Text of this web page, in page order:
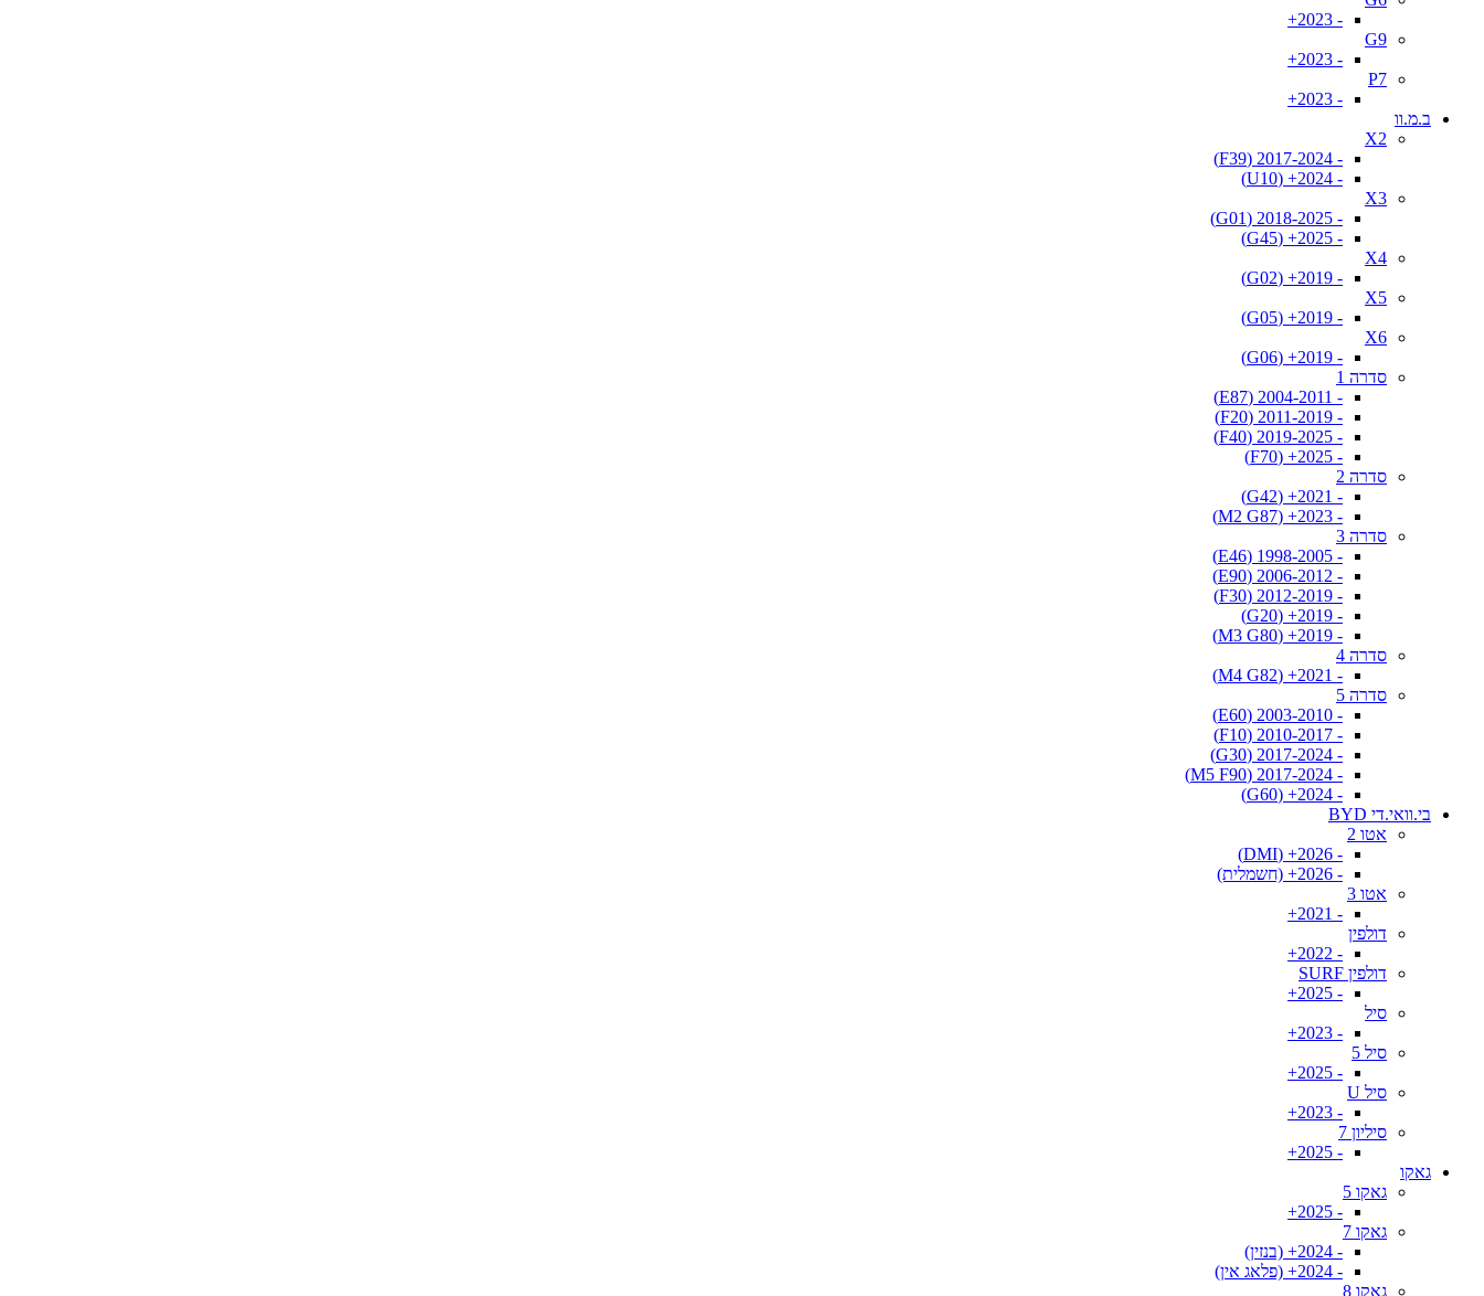
- 2023+
G9
- 2023+
P7
- 2023+
ב.מ.וו
X2
- 2017-2024 (F39)
- 2024+ (U10)
X3
- 2018-2025 (G01)
- 2025+ (G45)
X4
- 2019+ (G02)
X5
- 2019+ (G05)
X6
- 2019+ (G06)
סדרה 1
- 2004-2011 (E87)
- 2011-2019 (F20)
- 2019-2025 (F40)
- 2025+ (F70)
סדרה 2
- 2021+ (G42)
- 2023+ (M2 G87)
סדרה 3
- 1998-2005 (E46)
- 2006-2012 (E90)
- 2012-2019 (F30)
- 2019+ (G20)
- 2019+ (M3 G80)
סדרה 4
- 2021+ (M4 G82)
סדרה 5
- 2003-2010 (E60)
- 2010-2017 (F10)
- 2017-2024 (G30)
- 2017-2024 (M5 F90)
- 2024+ (G60)
בי.וואי.די BYD
אטו 2
- 2026+ (DMI)
- 2026+ (חשמלית)
אטו 3
- 2021+
דולפין
- 2022+
דולפין SURF
- 2025+
סיל
- 2023+
סיל 5
- 2025+
סיל U
- 2023+
סיליון 7
- 2025+
גאקו
גאקו 5
- 2025+
גאקו 7
- 2024+ (בנזין)
- 2024+ (פלאג אין)
גאקו 8